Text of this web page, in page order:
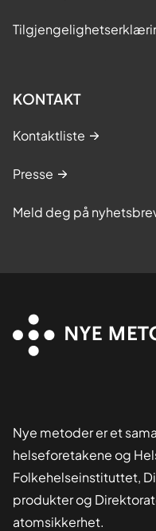
KONTAKT
Kontaktliste
Presse
Meld deg på
Nye metoder er et
helseforetakene og
Folkehelseinstituttet,
produkter og
atomsikkerhet.